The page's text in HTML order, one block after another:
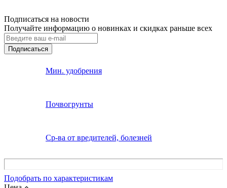
Подписаться на новости
Получайте информацию о новинках и скидках раньше всех
Подписаться
Мин. удобрения
Почвогрунты
Ср-ва от вредителей, болезней
Подобрать по характеристикам